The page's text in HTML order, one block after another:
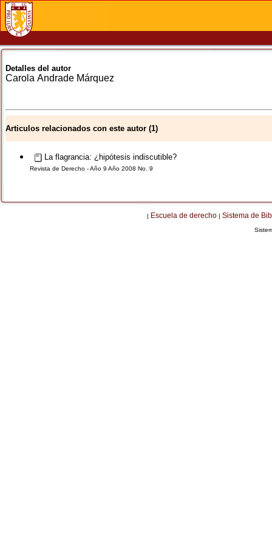
Detalles del autor
Carola Andrade Márquez
Articulos relacionados con este autor (1)
La flagrancia: ¿hipótesis indiscutible?
Revista de Derecho - Año 9 Año 2008 No. 9
| Escuela de derecho | Sistema de